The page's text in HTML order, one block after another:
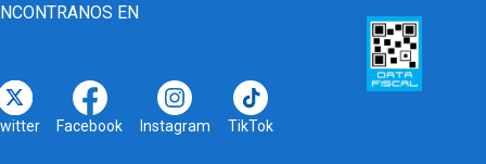
EN
Facebook Instagram TikTok